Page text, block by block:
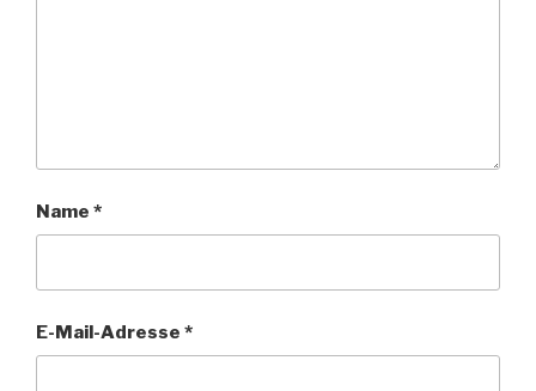
Name *
E-Mail-Adresse *